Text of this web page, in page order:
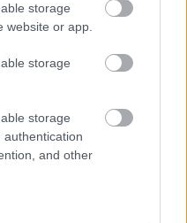
storage
website or app.
storage
storage
authentication
and other
2026-08-12 20:30